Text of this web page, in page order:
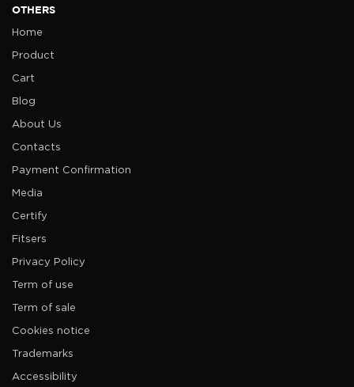
OTHERS
Home
Product
Cart
Blog
About Us
Contacts
Payment Confirmation
Media
Certify
Fitsers
Privacy Policy
Term of use
Term of sale
Cookies notice
Trademarks
Accessibility